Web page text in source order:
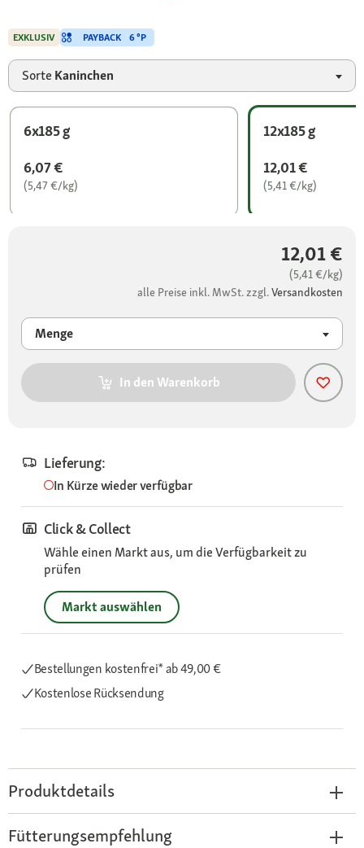
Sorte Kaninchen
6x185 g
6,07 €
(5,47 €/kg)
12x185 g
12,01 €
(5,41 €/kg)
12,01 €
(5,41 €/kg)
alle Preise inkl. MwSt. zzgl.Versandkosten
Menge
In den Warenkorb
Lieferung:
In Kürze wieder verfügbar
Click & Collect
Wähle einen Markt aus, um die Verfügbarkeit zu
prüfen
Markt auswählen
Bestellungen kostenfrei*ab 49,00 €
Kostenlose Rücksendung
EXKLUSIV PAYBACK 6 °P
Produktdetails
Fütterungsempfehlung